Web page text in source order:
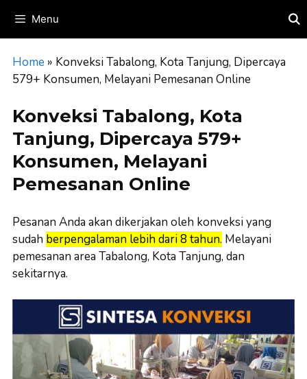
content
Menu
Home » Konveksi Tabalong, Kota Tanjung, Dipercaya
579+ Konsumen, Melayani Pemesanan Online
Konveksi Tabalong, Kota
Tanjung, Dipercaya 579+
Konsumen, Melayani
Pemesanan Online
Pesanan Anda akan dikerjakan oleh konveksi yang
sudah berpengalaman lebih dari 8 tahun. Melayani
pemesanan area Tabalong, Kota Tanjung, dan
sekitarnya.